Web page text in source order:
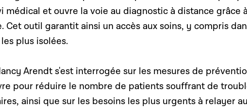
médical et ouvre la voie au diagnostic à distance grâce
Cet outil garantit ainsi un accès aux soins, y compris
plus isolées.
Arendt s'est interrogée sur les mesures de
pour réduire le nombre de patients souffrant de
ainsi que sur les besoins les plus urgents à relayer